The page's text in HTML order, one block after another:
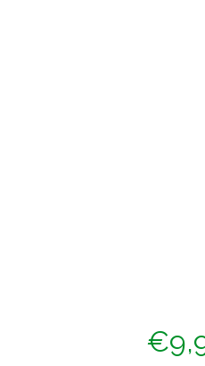
€